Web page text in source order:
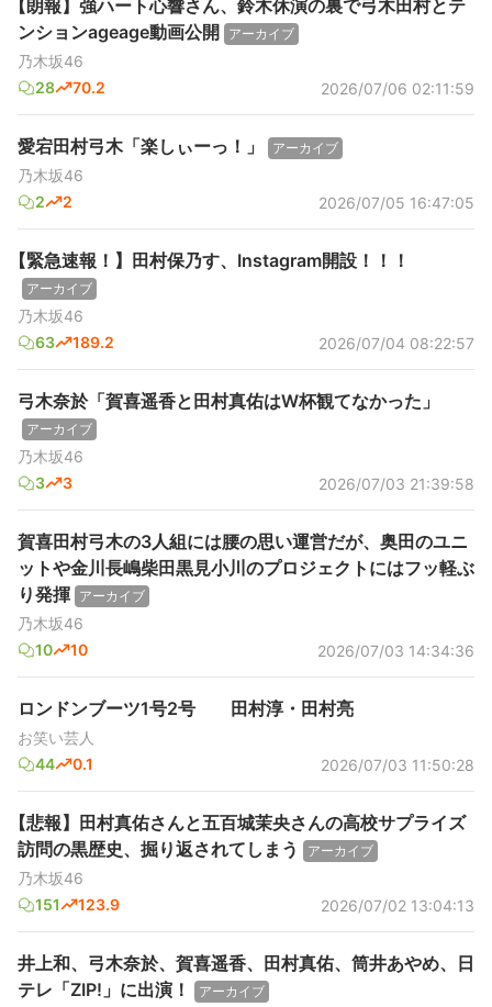
【朗報】強ハート心響さん、鈴木休演の裏で弓木田村とテ
ンションageage動画公開
アーカイブ
乃木坂46
28
70.2 2026/07/06 02:11:59
愛宕田村弓木「楽しぃーっ！」 アーカイブ
乃木坂46
2
2 2026/07/05 16:47:05
【緊急速報！】田村保乃す、Instagram開設！！！
アーカイブ
乃木坂46
63
189.2 2026/07/04 08:22:57
弓木奈於「賀喜遥香と田村真佑はW杯観てなかった」
アーカイブ
乃木坂46
3
3 2026/07/03 21:39:58
賀喜田村弓木の3人組には腰の思い運営だが、奥田のユニ
ットや金川長嶋柴田黒見小川のプロジェクトにはフッ軽ぶ
り発揮 アーカイブ
乃木坂46
10
10 2026/07/03 14:34:36
ロンドンブーツ1号2号 田村淳・田村亮
お笑い芸人
44
0.1 2026/07/03 11:50:28
【悲報】田村真佑さんと五百城茉央さんの高校サプライズ
訪問の黒歴史、掘り返されてしまう
アーカイブ
乃木坂46
151
123.9 2026/07/02 13:04:13
井上和、弓木奈於、賀喜遥香、田村真佑、筒井あやめ、日
テレ「ZIP!」に出演！
アーカイブ